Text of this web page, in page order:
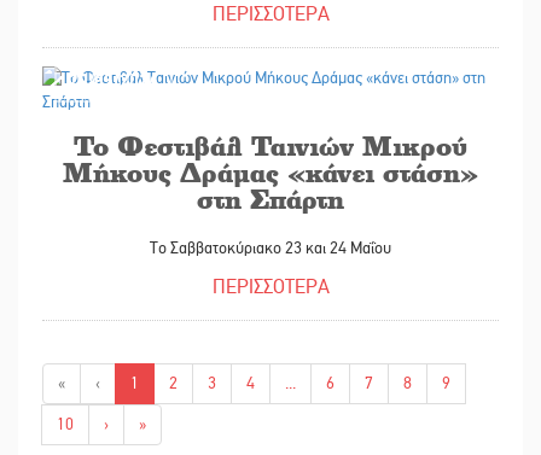
ΠΕΡΙΣΣΟΤΕΡΑ
20/05/2026
Το Φεστιβάλ Ταινιών Μικρού
Μήκους Δράμας «κάνει στάση»
στη Σπάρτη
Το Σαββατοκύριακο 23 και 24 Μαΐου
ΠΕΡΙΣΣΟΤΕΡΑ
« ‹ 1 2 3 4 ... 6 7 8
9
10
› »